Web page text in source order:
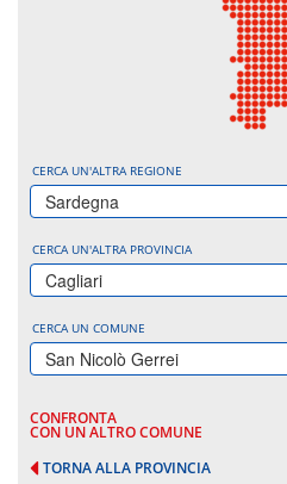
CERCA UN'ALTRA REGIONE
Sardegna
CERCA UN'ALTRA PROVINCIA
Cagliari
CERCA UN COMUNE
San Nicolò Gerrei
CONFRONTA
CON UN ALTRO COMUNE
TORNA ALLA PROVINCIA